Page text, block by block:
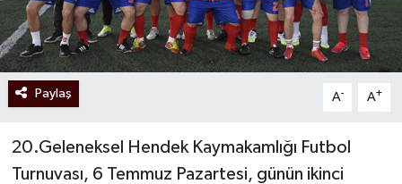
Paylaş A- A+
20.Geleneksel Hendek Kaymakamlığı Futbol
Turnuvası, 6 Temmuz Pazartesi, günün ikinci